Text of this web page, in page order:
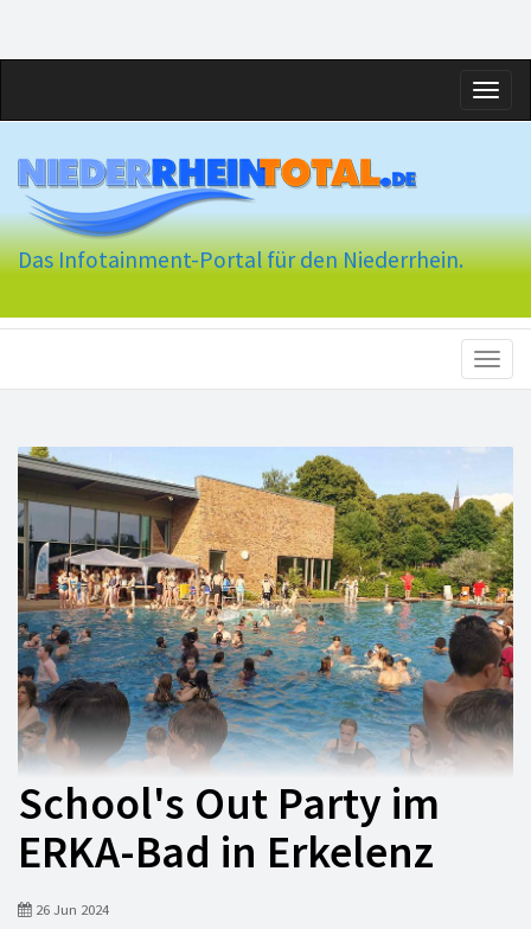
Das Infotainment-Portal für den Niederrhein.
School's Out Party im
ERKA-Bad in Erkelenz
26 Jun 2024